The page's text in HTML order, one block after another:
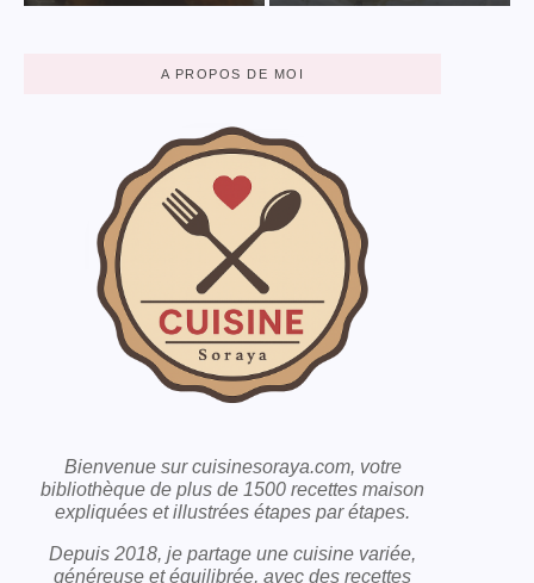
A PROPOS DE MOI
Bienvenue sur cuisinesoraya.com, votre
bibliothèque de plus de 1500 recettes maison
expliquées et illustrées étapes par étapes.
Depuis 2018, je partage une cuisine variée,
généreuse et équilibrée, avec des recettes